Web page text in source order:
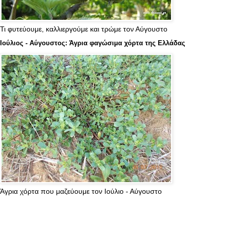
Τι φυτεύουμε, καλλιεργούμε και τρώμε τον Αύγουστο
Ιούλιος - Αύγουστος: Άγρια φαγώσιμα χόρτα της Ελλάδας
Άγρια χόρτα που μαζεύουμε τον Ιούλιο - Αύγουστο